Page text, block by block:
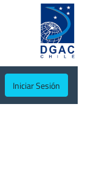
Iniciar Sesión